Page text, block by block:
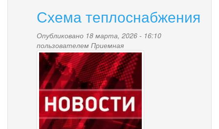
информация
Схема теплоснабжения
Опубликовано 18 марта, 2026 - 16:10
пользователем Приемная
news-
palana.jpg